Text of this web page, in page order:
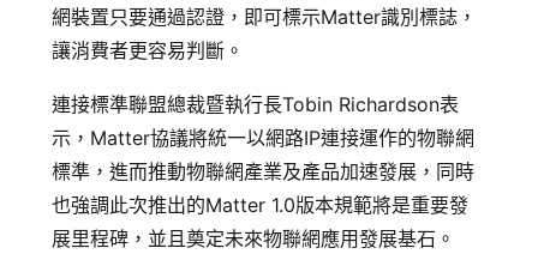
網裝置只要通過認證，即可標示Matter識別標誌，
讓消費者更容易判斷。
連接標準聯盟總裁暨執行長Tobin Richardson表
示，Matter協議將統一以網路IP連接運作的物聯網
標準，進而推動物聯網產業及產品加速發展，同時
也強調此次推出的Matter 1.0版本規範將是重要發
展里程碑，並且奠定未來物聯網應用發展基石。